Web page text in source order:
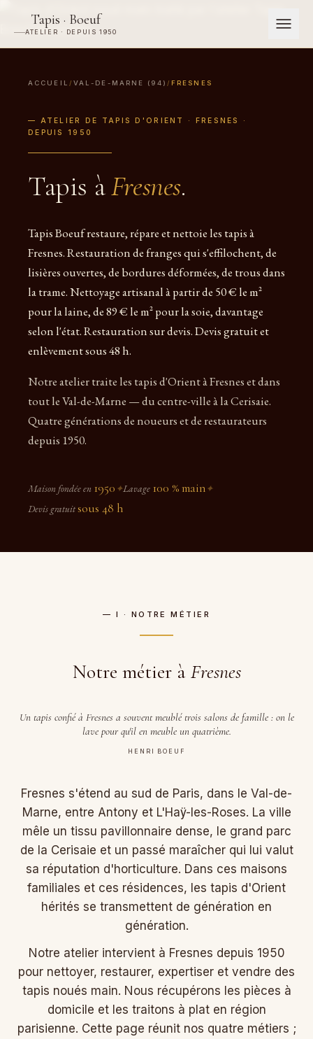
Tapis · Boeuf
ATELIER · DEPUIS 1950
ACCUEIL / VAL-DE-MARNE (94) / FRESNES
— ATELIER DE TAPIS D'ORIENT · FRESNES ·
DEPUIS 1950
Tapis àFresnes.
Tapis Boeuf restaure, répare et nettoie les tapis à
Fresnes. Restauration de franges qui s'effilochent, de
lisières ouvertes, de bordures déformées, de trous dans
la trame. Nettoyage artisanal à partir de 50 € le m²
pour la laine, de 89 € le m² pour la soie, davantage
selon l'état. Restauration sur devis. Devis gratuit et
enlèvement sous 48 h.
Notre atelier traite les tapis d'Orient à Fresnes et dans
tout le Val-de-Marne — du centre-ville à la Cerisaie.
Quatre générations de noueurs et de restaurateurs
depuis 1950.
Maison fondée en 1950 ✦Lavage 100 % main✦
Devis gratuitsous 48 h
— I · NOTRE MÉTIER
Notre métier à Fresnes
Un tapis confié à Fresnes a souvent meublé trois salons de famille : on le
lave pour qu'il en meuble un quatrième.
HENRI BOEUF
Fresnes s'étend au sud de Paris, dans le Val-de-
Marne, entre Antony et L'Haÿ-les-Roses. La ville
mêle un tissu pavillonnaire dense, le grand parc
de la Cerisaie et un passé maraîcher qui lui valut
sa réputation d'horticulture. Dans ces maisons
familiales et ces résidences, les tapis d'Orient
hérités se transmettent de génération en
génération.
Notre atelier intervient à Fresnes depuis 1950
pour nettoyer, restaurer, expertiser et vendre des
tapis noués main. Nous récupérons les pièces à
domicile et les traitons à plat en région
parisienne. Cette page réunit nos quatre métiers ;